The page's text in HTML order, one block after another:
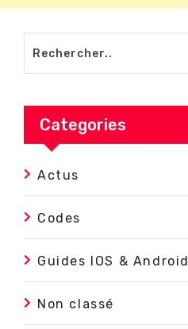
Categories
Actus
Codes
Guides IOS & Android
Non classé